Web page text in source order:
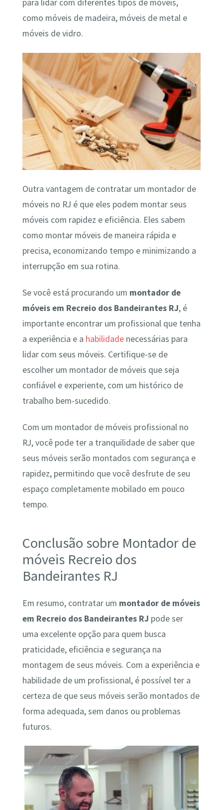
para lidar com diferentes tipos de móveis,
como móveis de madeira, móveis de metal e
móveis de vidro.
Outra vantagem de contratar um montador de
móveis no RJ é que eles podem montar seus
móveis com rapidez e eficiência. Eles sabem
como montar móveis de maneira rápida e
precisa, economizando tempo e minimizando a
interrupção em sua rotina.
Se você está procurando um montador de
móveis em Recreio dos Bandeirantes RJ, é
importante encontrar um profissional que tenha
a experiência e a habilidadenecessárias para
lidar com seus móveis. Certifique-se de
escolher um montador de móveis que seja
confiável e experiente, com um histórico de
trabalho bem-sucedido.
Com um montador de móveis profissional no
RJ, você pode ter a tranquilidade de saber que
seus móveis serão montados com segurança e
rapidez, permitindo que você desfrute de seu
espaço completamente mobilado em pouco
tempo.
Conclusão sobre Montador de
móveis Recreio dos
Bandeirantes RJ
Em resumo, contratar um montador de móveis
em Recreio dos Bandeirantes RJ pode ser
uma excelente opção para quem busca
praticidade, eficiência e segurança na
montagem de seus móveis. Com a experiência e
habilidade de um profissional, é possível ter a
certeza de que seus móveis serão montados de
forma adequada, sem danos ou problemas
futuros.